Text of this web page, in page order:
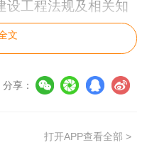
工程法规及相关知
工程项目管理
工程管理与实务
文
分享：
打开APP查看全部 >